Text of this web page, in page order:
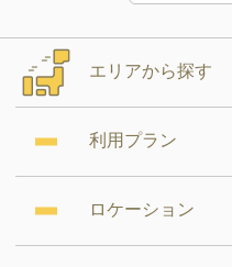
エリアから探す
利用プラン
ロケーション